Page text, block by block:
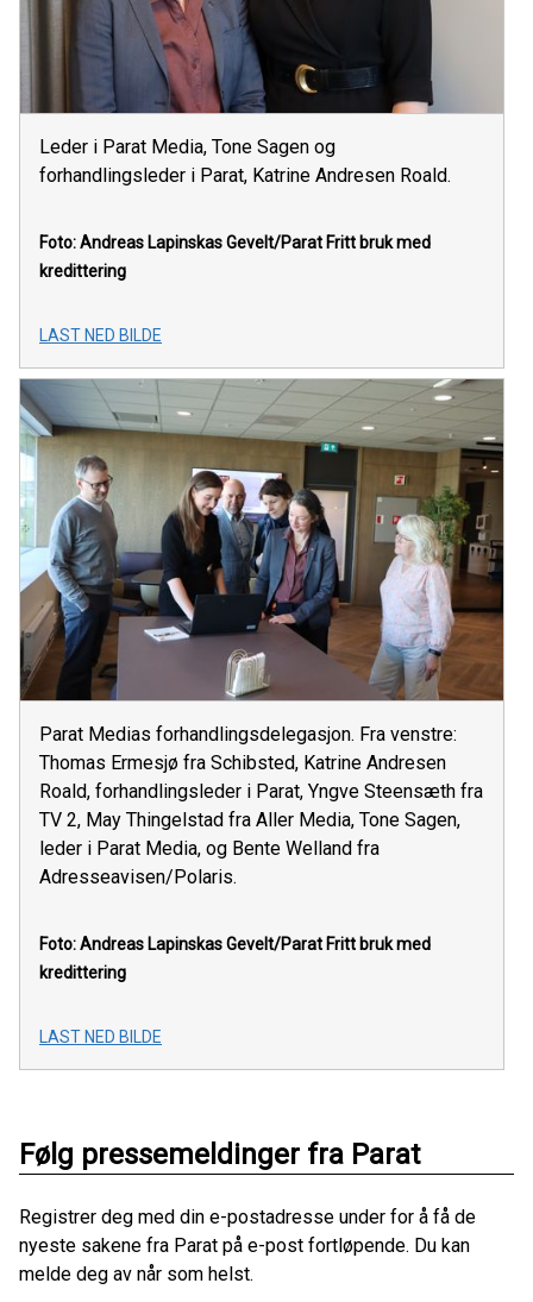
Leder i Parat Media, Tone Sagen og
forhandlingsleder i Parat, Katrine Andresen Roald.
Foto: Andreas Lapinskas Gevelt/Parat Fritt bruk med
kredittering
LAST NED BILDE
Parat Medias forhandlingsdelegasjon. Fra venstre:
Thomas Ermesjø fra Schibsted, Katrine Andresen
Roald, forhandlingsleder i Parat, Yngve Steensæth fra
TV 2, May Thingelstad fra Aller Media, Tone Sagen,
leder i Parat Media, og Bente Welland fra
Adresseavisen/Polaris.
Foto: Andreas Lapinskas Gevelt/Parat Fritt bruk med
kredittering
LAST NED BILDE
Følg pressemeldinger fra Parat
Registrer deg med din e-postadresse under for å få de
nyeste sakene fra Parat på e-post fortløpende. Du kan
melde deg av når som helst.